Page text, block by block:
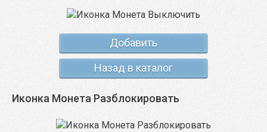
Добавить
Назад в каталог
Иконка Монета Разблокировать